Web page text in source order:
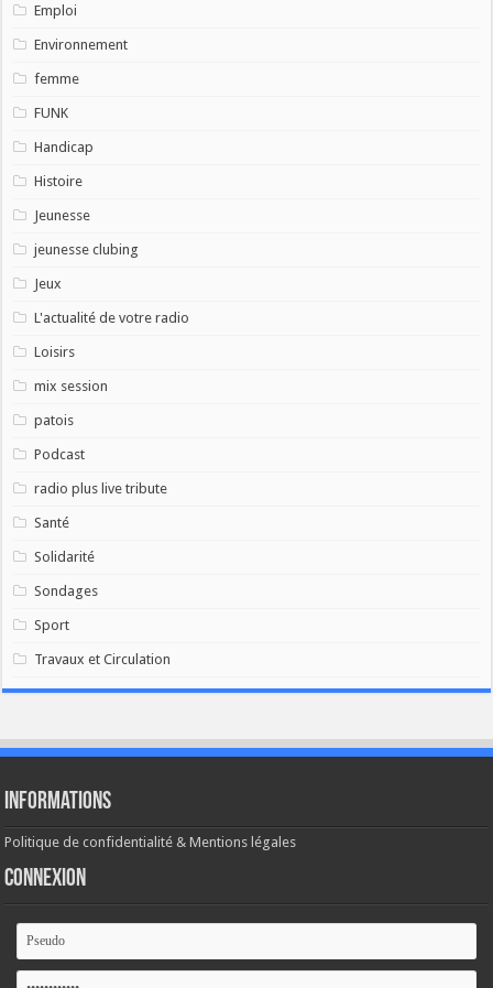
Emploi
Environnement
femme
FUNK
Handicap
Histoire
Jeunesse
jeunesse clubing
Jeux
L'actualité de votre radio
Loisirs
mix session
patois
Podcast
radio plus live tribute
Santé
Solidarité
Sondages
Sport
Travaux et Circulation
Informations
Politique de confidentialité & Mentions légales
Connexion